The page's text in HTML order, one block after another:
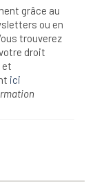
grâce au
ou en
trouverez
droit
et
ici